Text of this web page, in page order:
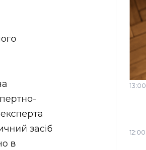
засіб
в
13:00
12:00